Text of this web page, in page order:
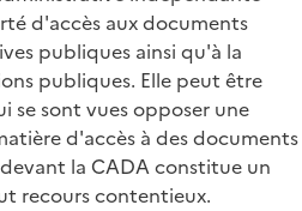
d'accès aux documents
publiques ainsi qu'à la
publiques. Elle peut être
se sont vues opposer une
d'accès à des documents
la CADA constitue un
recours contentieux.